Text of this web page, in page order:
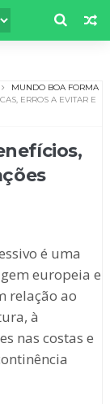
MUNDO BOA FORMA
ERROS A EVITAR E
é uma
europeia e
relação ao
à
nas costas e